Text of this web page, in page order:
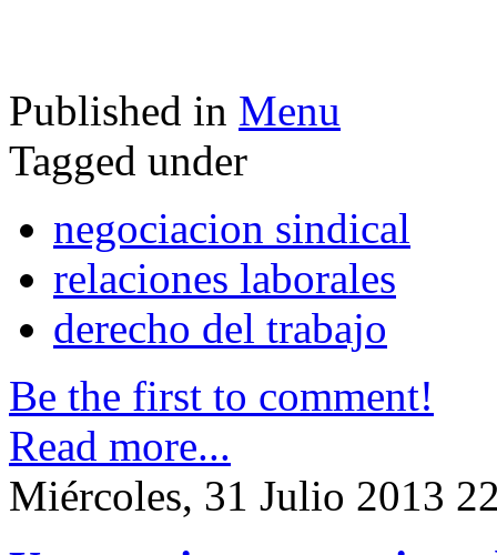
Published in Menu
Tagged under
negociacion sindical
relaciones laborales
derecho del trabajo
Be the first to comment!
Read more...
Miércoles, 31 Julio 2013